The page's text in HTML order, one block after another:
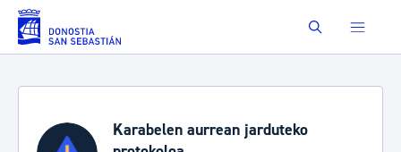
Eduki nagusira joan Buscar
Aste Nagusia 2026